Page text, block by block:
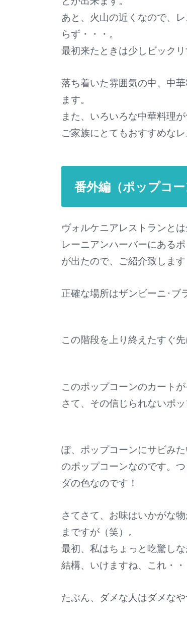
あと、火山の近くなので、
らず・・・。
最初来たときは少しビックリ
落ち着いた雰囲気の中、中
ます。
また、いろいろな中華料理
ご家族にとてもおすすめな
番外編（ポップコー
ヴォルケニアレストランと
レーニアンハーバーにある
が出たので、ご紹介致します
正確な場所はザンビーニ･ブ
この階段を上り終えたすぐ先
このポップコーンのカート
さて、その信じられないポ
ぽ、ポップコーンにサビみ
のポップコーンなのです。
ダの色なのです！
さてさて、お味はいかがな
まですが（笑）。
最初、私はちょっと吃驚し
結構、いけますね、これ・・
たぶん、ダメな人はダメなや